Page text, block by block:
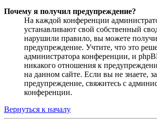
Почему я получил предупреждение?
На каждой конференции
устанавливают свой собственный
нарушили правило, вы можете
предупреждение. Учтите, что это
администратора конференции, и
никакого отношения к
на данном сайте. Если вы не знаете,
предупреждение, свяжитесь с
конференции.
Вернуться к началу